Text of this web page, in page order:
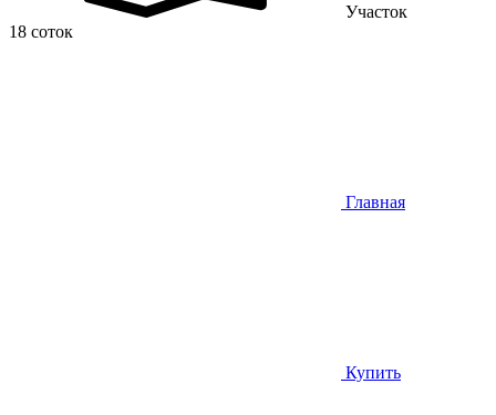
Участок
18 соток
Главная
Купить